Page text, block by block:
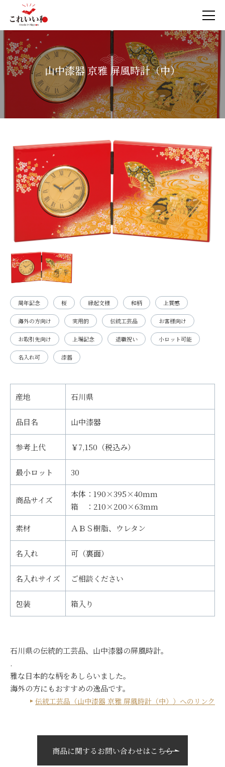
山中漆器 京雅 屏風時計（中）
周年記念 桜 縁起文様 和柄 上質感
海外の方向け 実用的 伝統工芸品 お客様向け
お取引先向け 上場記念 退職祝い 小ロット可能
名入れ可 漆器
産地 石川県
品目名 山中漆器
参考上代 ￥7,150（税込み）
最小ロット 30
商品サイズ
本体：190×395×40mm
箱 ：210×200×63mm
素材 ＡＢＳ樹脂、ウレタン
名入れ 可（裏面）
名入れサイズ ご相談ください
包装 箱入り
石川県の伝統的工芸品、山中漆器の屏風時計。
.
雅な日本的な柄をあしらいました。
海外の方にもおすすめの逸品です。
伝統工芸品（山中漆器 京雅 屏風時計（中））へのリンク
商品に関するお問い合わせはこちら